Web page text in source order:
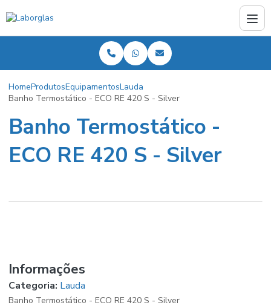
HomeProdutosEquipamentosLauda
Banho Termostático - ECO RE 420 S - Silver
Banho Termostático -
ECO RE 420 S - Silver
Informações
Categoria: Lauda
Banho Termostático - ECO RE 420 S - Silver